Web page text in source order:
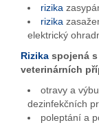
rizika
rizika
elektrický
Rizika spojená
veterinárních
otravy a
dezinfekčních
poleptání a